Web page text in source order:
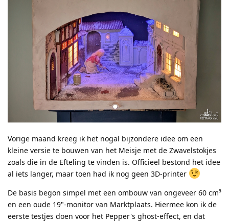
Vorige maand kreeg ik het nogal bijzondere idee om een
kleine versie te bouwen van het Meisje met de Zwavelstokjes
zoals die in de Efteling te vinden is. Officieel bestond het idee
al iets langer, maar toen had ik nog geen 3D-printer
De basis begon simpel met een ombouw van ongeveer 60 cm³
en een oude 19"-monitor van Marktplaats. Hiermee kon ik de
eerste testjes doen voor het Pepper's ghost-effect, en dat